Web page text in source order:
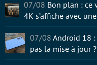
07/08 Bon plan : ce
4K s’affiche avec
07/08 Android 18
pas la mise à jour ?